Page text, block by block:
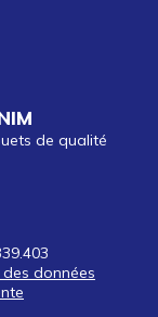
de qualité
données